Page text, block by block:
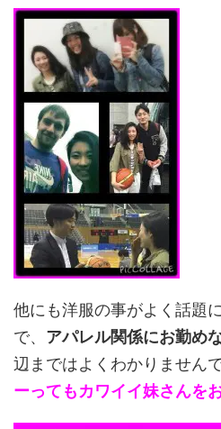
他にも洋服の事がよく話題
で、 アパレル関係にお勤め
辺まではよくわかりません
ーってもカワイイ妹さんを